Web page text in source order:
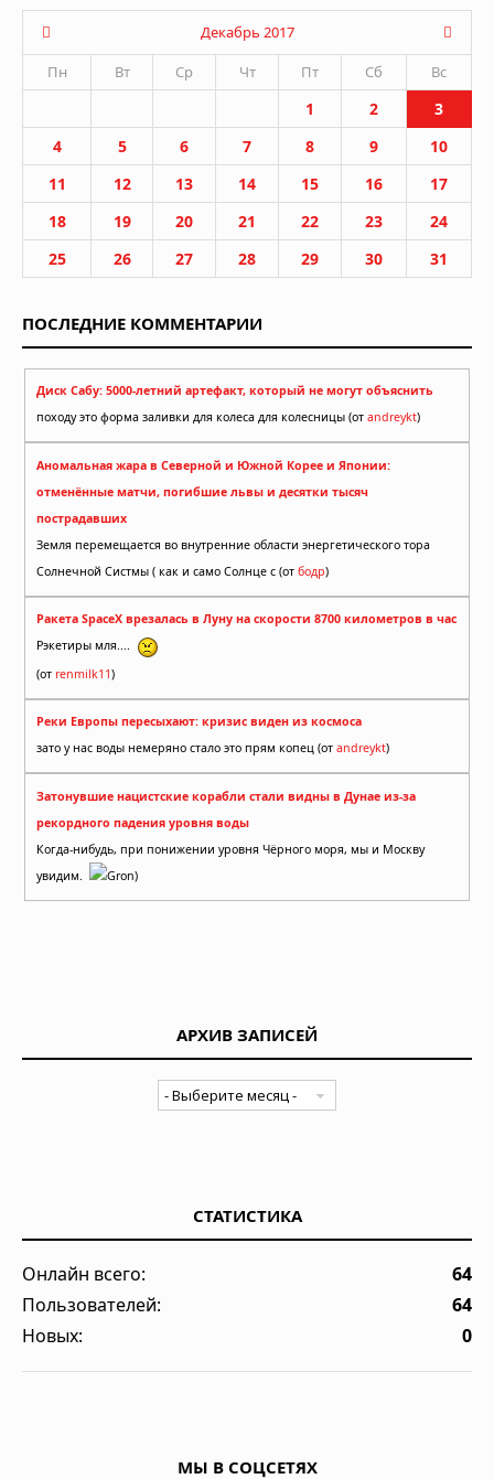
Декабрь 2017
Пн
Вт Ср Чт Пт Сб Вс
1 2
3
4
5 6 7 8 9
10
11
12 13 14 15 16
17
18
19 20 21 22 23
24
25
26 27 28 29 30 31
ПОСЛЕДНИЕ КОММЕНТАРИИ
Диск Сабу: 5000-летний артефакт, который не могут объяснить
походу это форма заливки для колеса для колесницы (от andreykt)
Аномальная жара в Северной и Южной Корее и Японии:
отменённые матчи, погибшие львы и десятки тысяч
пострадавших
Земля перемещается во внутренние области энергетического тора
Солнечной Систмы ( как и само Солнце с (от бодр)
Ракета SpaceX врезалась в Луну на скорости 8700 километров в час
Рэкетиры мля....
(от renmilk11)
Реки Европы пересыхают: кризис виден из космоса
зато у нас воды немеряно стало это прям копец (от andreykt)
Затонувшие нацистские корабли стали видны в Дунае из-за
рекордного падения уровня воды
Когда-нибудь, при понижении уровня Чёрного моря, мы и Москву
увидим.
Gron)
АРХИВ ЗАПИСЕЙ
СТАТИСТИКА
Онлайн всего:
64
Пользователей:
64
Новых:
0
МЫ В СОЦСЕТЯХ